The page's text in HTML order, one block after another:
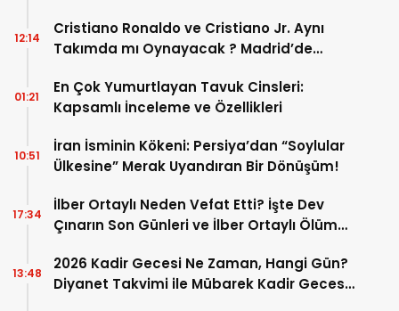
Cristiano Ronaldo ve Cristiano Jr. Aynı
Takımda mı Oynayacak ? Madrid’de
12:14
En Çok Yumurtlayan Tavuk Cinsleri:
Kapsamlı İnceleme ve Özellikleri
01:21
İran İsminin Kökeni: Persiya’dan “Soylular
Ülkesine” Merak Uyandıran Bir Dönüşüm!
10:51
İlber Ortaylı Neden Vefat Etti? İşte Dev
Çınarın Son Günleri ve İlber Ortaylı Ölüm
17:34
2026 Kadir Gecesi Ne Zaman, Hangi Gün?
Diyanet Takvimi ile Mübarek Kadir Gecesi
13:48